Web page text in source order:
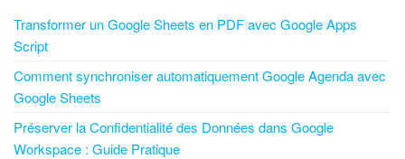
Transformer un Google Sheets en PDF avec Google Apps
Script
Comment synchroniser automatiquement Google Agenda avec
Google Sheets
Préserver la Confidentialité des Données dans Google
Workspace : Guide Pratique